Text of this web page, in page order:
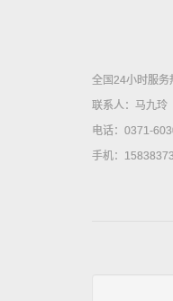
全国24小时服务
联系人：马九玲
电话：0371-
手机：